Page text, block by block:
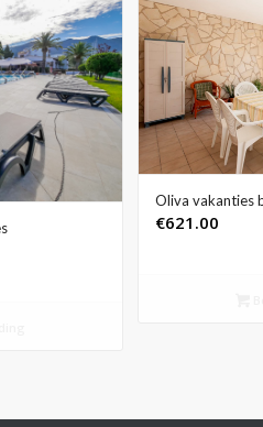
Oliva vakanties
€621.00